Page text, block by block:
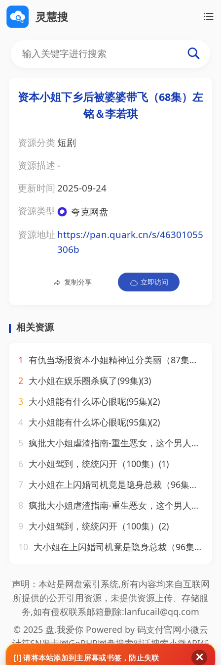
灵慧搜
资本小姐下乡后被婆婆带飞（68集）左
铭＆李若琪
资源分类 短剧
资源描述-
更新时间 2025-09-24
资源类型
夸克网盘
资源地址 https://pan.quark.cn/s/46301055
306b
复制分享 立即访问
相关资源
1 有仇当场报资本小姐精神过分美丽（87集）鲍李宁＆陈云汐
2 大小姐在娱乐圈杀疯了(99集)(3)
3 大小姐能有什么坏心眼呢(95集)(2)
4 大小姐能有什么坏心眼呢(95集)(2)
5 疯批大小姐虐渣指南-重生恶女，这个男人我要定了（50集）(2)
6 大小姐驾到，统统闪开（100集）(1)
7 大小姐在上闪婚司机竟是隐身总裁（96集）(1)
8 疯批大小姐虐渣指南-重生恶女，这个男人我要定了（50集）(3)
9 大小姐驾到，统统闪开（100集）(2)
10 大小姐在上闪婚司机竟是隐身总裁（96集）(2)
声明：本站是网盘索引系统,所有内容均来自互联网
所提供的公开引用资源，未提供资源上传、存储服
务,如有侵权联系邮箱删除:lanfucail@qq.com
© 2025 盘.我爱你 Powered by 码支付官网小微云
计算SN发卡网GoPHP网盘搜索对话搜索小微API任
推邦拉新海通盟拉新真爱旅舍 网站地图
[!] 请将本站添加到主屏幕或书签，防止失联 ✕